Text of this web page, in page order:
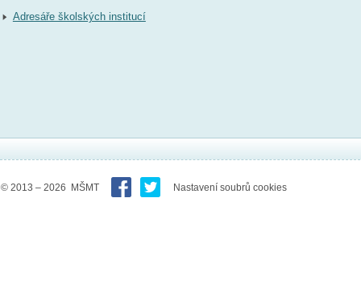
Adresáře školských institucí
© 2013 – 2026 MŠMT Nastavení soubrů cookies